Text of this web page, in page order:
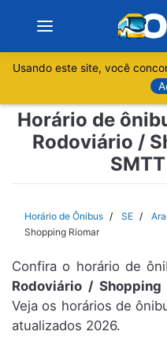
Sobre
Minas Gerais
Espírito Santo
Paraná
Usando este site, você
Horário de
Rodoviário /
Horário de Ônibus SE
Shopping Riomar
Confira o horário de
Rodoviário / Shopping
Veja os horários de
atualizados 2026.